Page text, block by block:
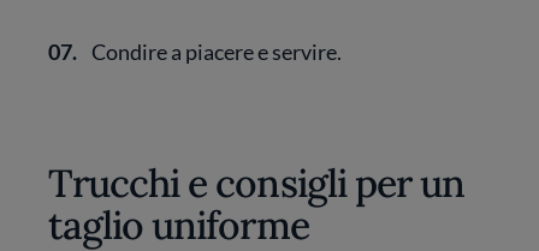
07. Condire a piacere e servire.
Trucchi e consigli per un
taglio uniforme